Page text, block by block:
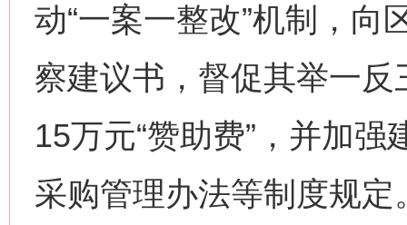
动“一案一整改”机制，向
察建议书，督促其举一
15万元“赞助费”，并加
采购管理办法等制度规定